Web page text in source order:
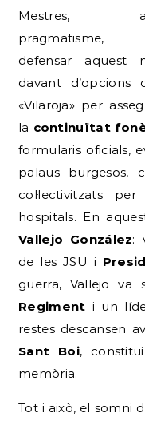
Mestres,
pragmatisme,
defensar aquest
davant d’opcions
«Vilaroja» per
la continuïtat
formularis oficials,
palaus burgesos,
col·lectivitzats
hospitals. En
Vallejo González:
de les JSU i
guerra, Vallejo va
Regiment i un
restes descansen
Sant Boi,
memòria.
Tot i això, el somni